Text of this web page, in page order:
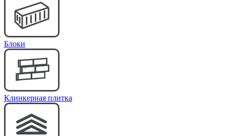
Блоки
Клинкерная плитка